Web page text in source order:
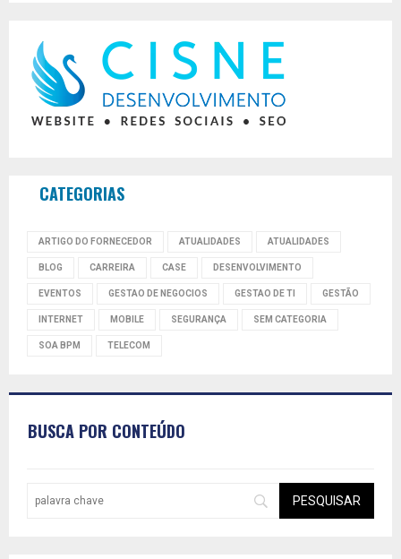
CATEGORIAS
ARTIGO DO FORNECEDOR ATUALIDADES ATUALIDADES
BLOG CARREIRA CASE DESENVOLVIMENTO
EVENTOS GESTAO DE NEGOCIOS GESTAO DE TI GESTÃO
INTERNET MOBILE SEGURANÇA SEM CATEGORIA
SOA BPM TELECOM
BUSCA POR CONTEÚDO